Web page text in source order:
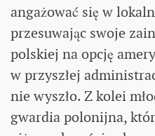
angażować się w
przesuwając swoje
polskiej na opcję
w przyszłej
nie wyszło. Z kolei
gwardia polonijna,